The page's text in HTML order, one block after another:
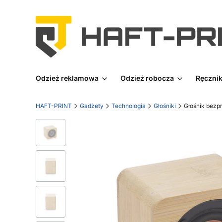
Odzież reklamowa Odzież robocza
HAFT-PRINT Gadżety Technologia Głośniki Głośnik